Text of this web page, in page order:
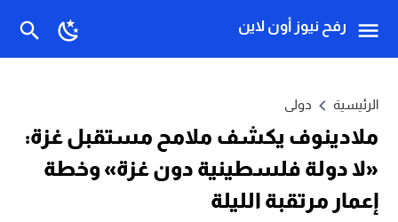
رفح نيوز أون لاين
الرئيسية دولى
ملادينوف يكشف ملامح مستقبل غزة:
«لا دولة فلسطينية دون غزة» وخطة
إعمار مرتقبة الليلة